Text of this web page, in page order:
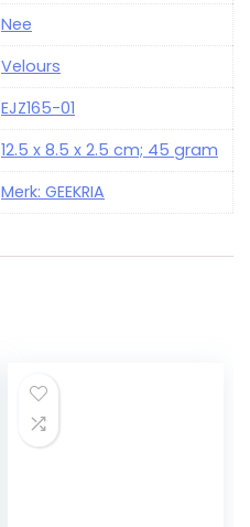
‎Nee
‎Velours
‎EJZ165-01
‎12.5 x 8.5 x 2.5 cm; 45 gram
Merk: GEEKRIA